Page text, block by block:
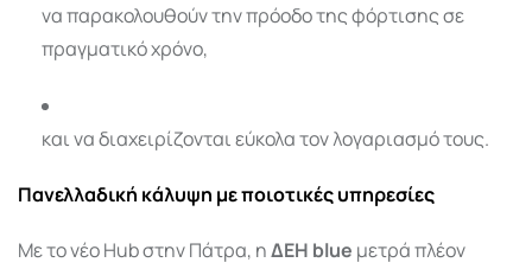
να παρακολουθούν την πρόοδο της φόρτισης σε
πραγματικό χρόνο,
και να διαχειρίζονται εύκολα τον λογαριασμό τους.
Πανελλαδική κάλυψη με ποιοτικές υπηρεσίες
Με το νέο Hub στην Πάτρα, ηΔΕΗ blue μετρά πλέον